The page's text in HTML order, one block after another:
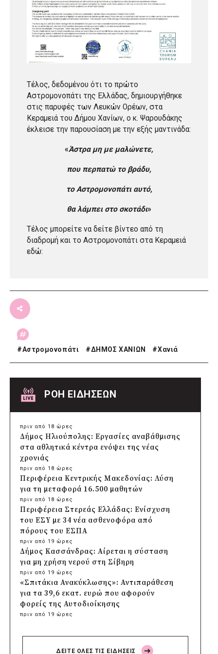
Τέλος, δεδομένου ότι το πρώτο
Αστρομονοπάτι της Ελλάδας, δημιουργήθηκε
στις παρυφές των Λευκών Ορέων, στα
Κεραμειά του Δήμου Χανίων, ο κ. Ψαρουδάκης
έκλεισε την παρουσίαση με την εξής μαντινάδα:
«Άστρα μη με μαλώνετε,
που περπατώ το βράδυ,
το Αστρομονοπάτι αυτό,
θα λάμπει στο σκοτάδι»
Τέλος μπορείτε να δείτε βίντεο από τη
διαδρομή και το Αστρομονοπάτι στα Κεραμειά
εδώ:
#Αστρομονοπάτι #ΔΗΜΟΣ ΧΑΝΙΩΝ #Χανιά
ΡΟΗ ΕΙΔΗΣΕΩΝ
πριν από 18 ώρες
Δήμος Ηλιούπολης: Εργασίες αναβάθμισης
στα αθλητικά κέντρα ενόψει της νέας
χρονιάς
πριν από 18 ώρες
Περιφέρεια Κεντρικής Μακεδονίας: Λύση
για τη μεταφορά 16.500 μαθητών
πριν από 18 ώρες
Περιφέρεια Στερεάς Ελλάδας: Ενίσχυση
του ΕΣΥ με 34 νέα ασθενοφόρα από
πόρους του ΕΣΠΑ
πριν από 19 ώρες
Δήμος Κασσάνδρας: Αίρεται η σύσταση
για μη χρήση νερού στη Σίβηρη
πριν από 19 ώρες
«Σπιτάκια Ανακύκλωσης»: Αντιπαράθεση
για τα 39,6 εκατ. ευρώ που αφορούν
φορείς της Αυτοδιοίκησης
πριν από 19 ώρες
Δαφνίου παρά την έλλειψη αρμοδιότητας
ΔΕΙΤΕ ΟΛΕΣ ΤΙΣ ΕΙΔΗΣΕΙΣ